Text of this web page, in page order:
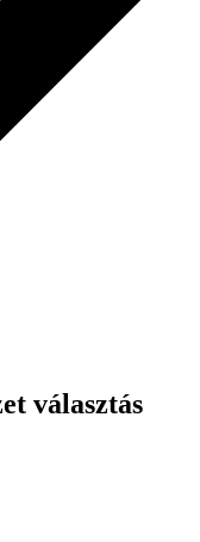
választás